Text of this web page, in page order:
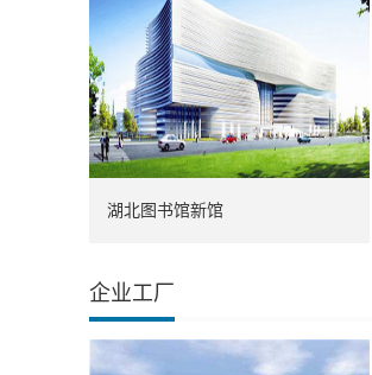
湖北图书馆新馆
企业工厂